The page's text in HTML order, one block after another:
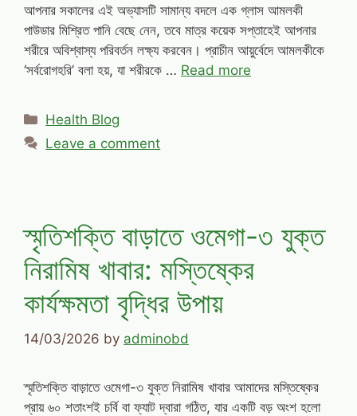
আপনার সকালের এই অভ্যাসটি সামান্য বদলে এক গ্লাস আমলকী
পাউডার মিশ্রিত পানি বেছে নেন, তবে মাত্র কয়েক সপ্তাহেই আপনার
শরীরে অবিশ্বাস্য পরিবর্তন লক্ষ্য করবেন। প্রাচীন আয়ুর্বেদে আমলকীকে
‘সর্বরোগহরি’ বলা হয়, যা শরীরকে … Read more
Categories
Health Blog
Leave a comment
স্মৃতিশক্তি বাড়াতে ওমেগা-৩ যুক্ত
নিরামিষ খাবার: মস্তিষ্কের
কার্যক্ষমতা বৃদ্ধির উপায়
14/03/2026 by adminobd
স্মৃতিশক্তি বাড়াতে ওমেগা-৩ যুক্ত নিরামিষ খাবার আমাদের মস্তিষ্কের
প্রায় ৬০ শতাংশই চর্বি বা ফ্যাট দ্বারা গঠিত, যার একটি বড় অংশ হলো